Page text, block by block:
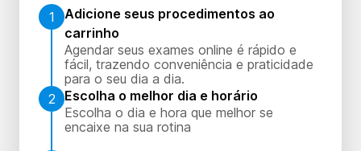
1
Adicione seus procedimentos ao
carrinho
Agendar seus exames online é rápido e
fácil, trazendo conveniência e praticidade
para o seu dia a dia.
2
Escolha o melhor dia e horário
Escolha o dia e hora que melhor se
encaixe na sua rotina